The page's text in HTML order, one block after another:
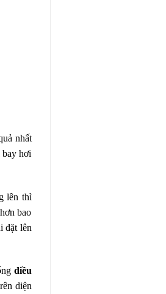
nhất
bay hơi
lên thì
bao
đặt lên
điều
diện